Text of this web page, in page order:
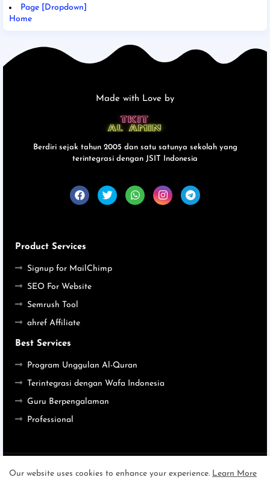
Page [Dropdown]
Home
Made with Love by
Berdiri sejak tahun 2005 dan satu satunya sekolah yang
terintegrasi dengan JSIT Indonesia
Product Services
Signup for MailChimp
SEO For Website
Semrush Tool
ahref Affiliate
Best Services
Program Unggulan Al-Quran
Terintegrasi dengan Wafa Indonesia
Guru Berpengalaman
Professional
Our website uses cookies to enhance your experience. Learn More